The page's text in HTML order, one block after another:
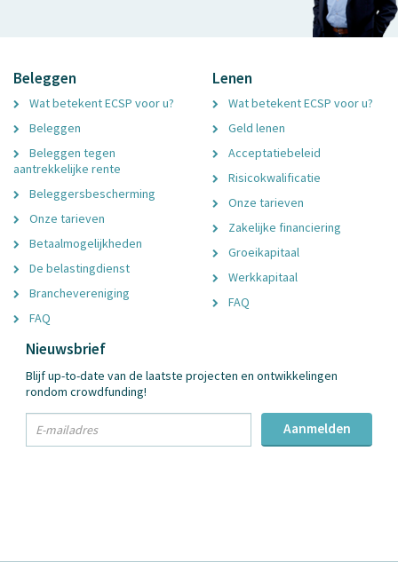
Beleggen
Wat betekent ECSP voor u?
Beleggen
Beleggen tegen
aantrekkelijke rente
Beleggersbescherming
Onze tarieven
Betaalmogelijkheden
De belastingdienst
Branchevereniging
FAQ
Lenen
Wat betekent ECSP voor u?
Geld lenen
Acceptatiebeleid
Risicokwalificatie
Onze tarieven
Zakelijke financiering
Groeikapitaal
Werkkapitaal
FAQ
Nieuwsbrief
Blijf up-to-date van de laatste projecten en ontwikkelingen
rondom crowdfunding!
Email
Aanmelden